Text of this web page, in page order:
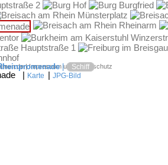
|Impressum und Datenschutz
| Schiff
| Karte | JPG-Bild